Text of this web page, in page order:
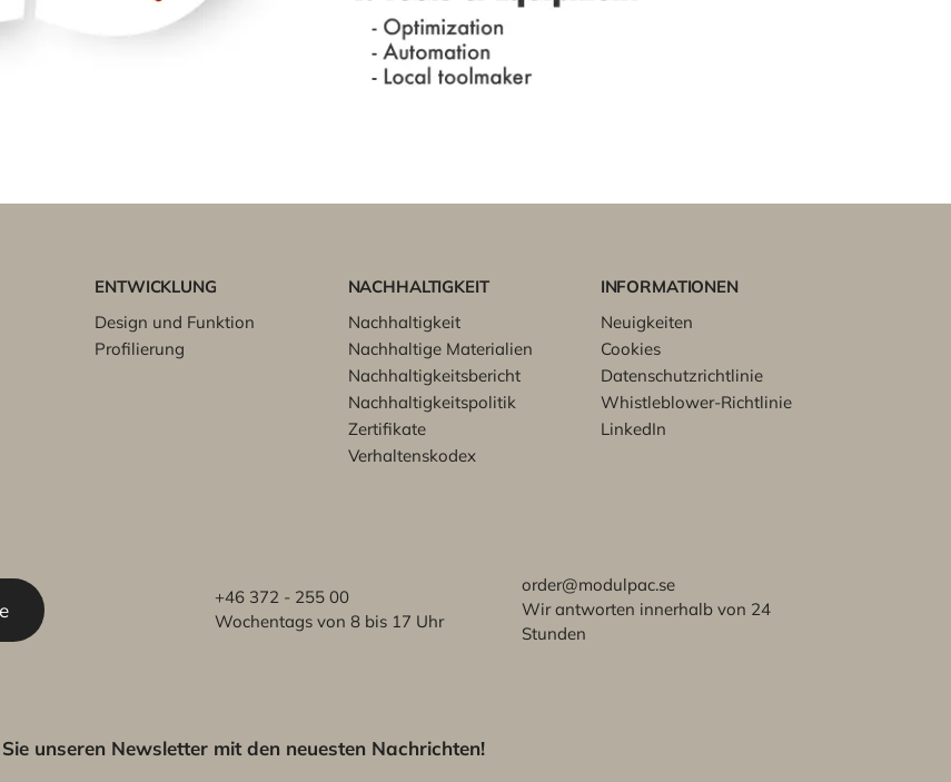
ENTWICKLUNG
Design und Funktion
Profilierung
NACHHALTIGKEIT
Nachhaltigkeit
Nachhaltige Materialien
Nachhaltigkeitsbericht
Nachhaltigkeitspolitik
Zertifikate
Verhaltenskodex
INFORMATIONEN
Neuigkeiten
Cookies
Datenschutzrichtlinie
Whistleblower-Richtlinie
LinkedIn
+46 372 - 255 00
Wochentags von 8 bis 17 Uhr
order@modulpac.se
Wir antworten innerhalb von 24
Stunden
unseren Newsletter mit den neuesten Nachrichten!